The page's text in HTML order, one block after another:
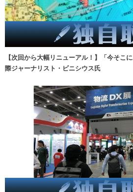
【次回から大幅リニューアル！】「今そ
際ジャーナリスト・ビニシウス氏